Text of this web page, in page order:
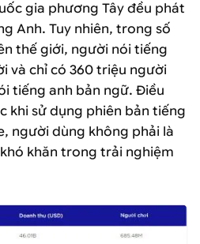
gia phương Tây đều phát
Anh. Tuy nhiên, trong số
thế giới, người nói tiếng
và chỉ có 360 triệu người
tiếng anh bản ngữ. Điều
khi sử dụng phiên bản tiếng
người dùng không phải là
khăn trong trải nghiệm